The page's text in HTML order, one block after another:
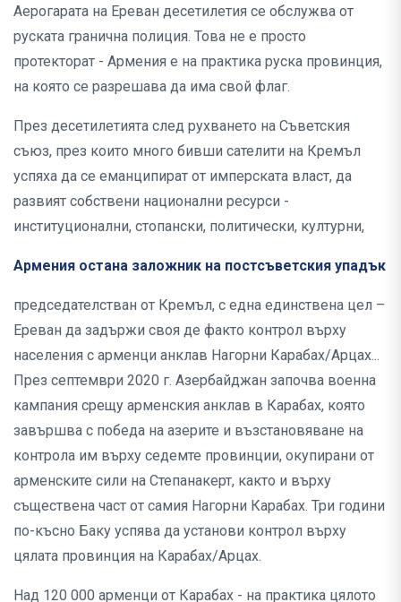
Аерогарата на Ереван десетилетия се обслужва от
руската гранична полиция. Това не е просто
протекторат - Армения е на практика руска провинция,
на която се разрешава да има свой флаг.
През десетилетията след рухването на Съветския
съюз, през които много бивши сателити на Кремъл
успяха да се еманципират от имперската власт, да
развият собствени национални ресурси -
институционални, стопански, политически, културни,
Армения остана заложник на постсъветския упадък
председателстван от Кремъл, с една единствена цел –
Ереван да задържи своя де факто контрол върху
населения с арменци анклав Нагорни Карабах/Арцах...
През септември 2020 г. Азербайджан започва военна
кампания срещу арменския анклав в Карабах, която
завършва с победа на азерите и възстановяване на
контрола им върху седемте провинции, окупирани от
арменските сили на Степанакерт, както и върху
съществена част от самия Нагорни Карабах. Три години
по-късно Баку успява да установи контрол върху
цялата провинция на Карабах/Арцах.
Над 120 000 арменци от Карабах - на практика цялото